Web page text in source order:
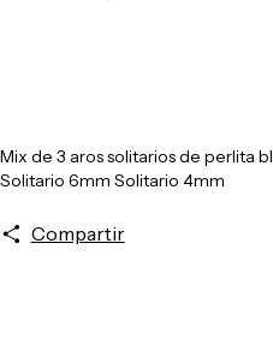
Mix de 3 aros solitarios de perlita
Solitario 6mm Solitario 4mm
Compartir